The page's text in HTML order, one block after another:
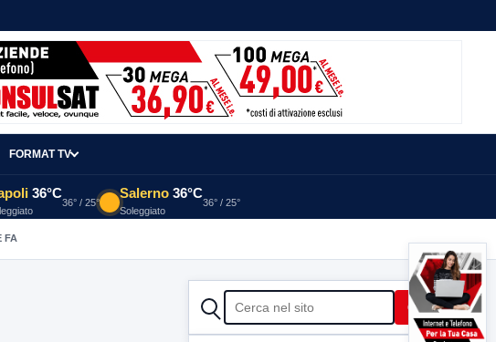
FORMAT TV
36°C
36° / 25°
Salerno 36°C
Soleggiato
36° / 25°
FA
CERCA Cerca